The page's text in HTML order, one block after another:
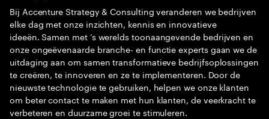
Bij Accenture Strategy & Consulting veranderen we bedrijven
elke dag met onze inzichten, kennis en innovatieve
ideeën. Samen met ’s werelds toonaangevende bedrijven en
onze ongeëvenaarde branche- en functie experts gaan we de
uitdaging aan om samen transformatieve bedrijfsoplossingen
te creëren, te innoveren en ze te implementeren. Door de
nieuwste technologie te gebruiken, helpen we onze klanten
om beter contact te maken met hun klanten, de veerkracht te
verbeteren en duurzame groei te stimuleren.